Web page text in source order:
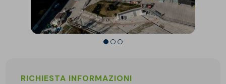
RICHIESTA INFORMAZIONI